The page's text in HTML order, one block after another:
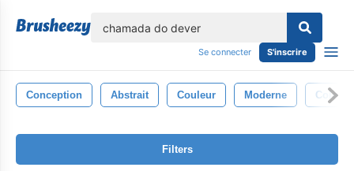
Se connecter S'inscrire
Conception Abstrait Couleur Moderne Coloré
Filters